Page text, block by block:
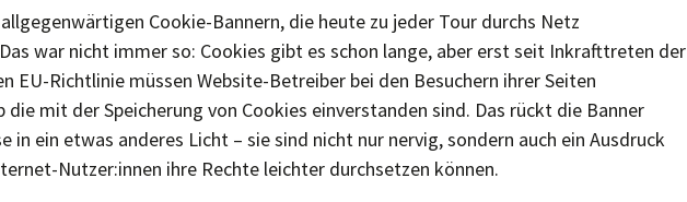
Cookie-Bannern, die heute zu jeder Tour durchs Netz
war nicht immer so: Cookies gibt es schon lange, aber erst seit Inkrafttreten der
EU-Richtlinie müssen Website-Betreiber bei den Besuchern ihrer Seiten
die mit der Speicherung von Cookies einverstanden sind. Das rückt die Banner
in ein etwas anderes Licht – sie sind nicht nur nervig, sondern auch ein Ausdruck
Nutzer:innen ihre Rechte leichter durchsetzen können.